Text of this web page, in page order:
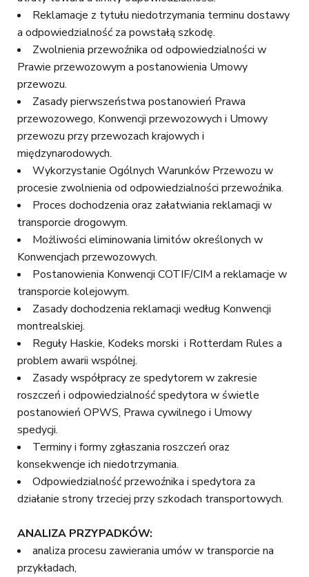
Reklamacje z tytułu niedotrzymania terminu dostawy
a odpowiedzialność za powstałą szkodę.
Zwolnienia przewoźnika od odpowiedzialności w
Prawie przewozowym a postanowienia Umowy
przewozu.
Zasady pierwszeństwa postanowień Prawa
przewozowego, Konwencji przewozowych i Umowy
przewozu przy przewozach krajowych i
międzynarodowych.
Wykorzystanie Ogólnych Warunków Przewozu w
procesie zwolnienia od odpowiedzialności przewoźnika.
Proces dochodzenia oraz załatwiania reklamacji w
transporcie drogowym.
Możliwości eliminowania limitów określonych w
Konwencjach przewozowych.
Postanowienia Konwencji COTIF/CIM a reklamacje w
transporcie kolejowym.
Zasady dochodzenia reklamacji według Konwencji
montrealskiej.
Reguły Haskie, Kodeks morski i Rotterdam Rules a
problem awarii wspólnej.
Zasady współpracy ze spedytorem w zakresie
roszczeń i odpowiedzialność spedytora w świetle
postanowień OPWS, Prawa cywilnego i Umowy
spedycji.
Terminy i formy zgłaszania roszczeń oraz
konsekwencje ich niedotrzymania.
Odpowiedzialność przewoźnika i spedytora za
działanie strony trzeciej przy szkodach transportowych.
ANALIZA PRZYPADKÓW:
analiza procesu zawierania umów w transporcie na
przykładach,